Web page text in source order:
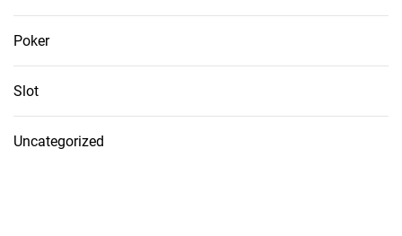
Poker
Slot
Uncategorized